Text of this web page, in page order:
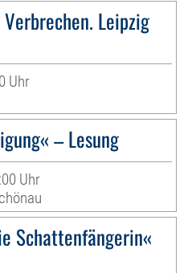
Leipzig
Uhr
– Lesung
Uhr
Schattenfängerin«